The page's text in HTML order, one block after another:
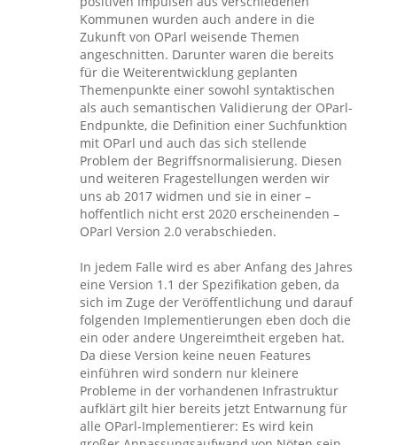
Kommunen wurden auch andere in die
Zukunft von OParl weisende Themen
angeschnitten. Darunter waren die bereits
für die Weiterentwicklung geplanten
Themenpunkte einer sowohl syntaktischen
als auch semantischen Validierung der OParl-
Endpunkte, die Definition einer Suchfunktion
mit OParl und auch das sich stellende
Problem der Begriffsnormalisierung. Diesen
und weiteren Fragestellungen werden wir
uns ab 2017 widmen und sie in einer –
hoffentlich nicht erst 2020 erscheinenden –
OParl Version 2.0 verabschieden.
In jedem Falle wird es aber Anfang des Jahres
eine Version 1.1 der Spezifikation geben, da
sich im Zuge der Veröffentlichung und darauf
folgenden Implementierungen eben doch die
ein oder andere Ungereimtheit ergeben hat.
Da diese Version keine neuen Features
einführen wird sondern nur kleinere
Probleme in der vorhandenen Infrastruktur
aufklärt gilt hier bereits jetzt Entwarnung für
alle OParl-Implementierer: Es wird kein